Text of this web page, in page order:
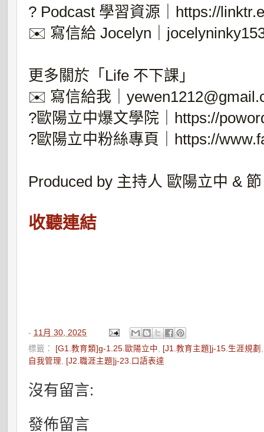
? Podcast 學習資源｜https://
✉️ 寫信給 Jocelyn｜
更多關於「Life 不下課」
✉️ 寫信給我｜
?歐陽立中爆文學院｜https://
?歐陽立中粉絲專頁｜https://
Produced by 主持人 歐陽立中 &
收聽連結
- 11月 30, 2025
標籤： [G1.教育類]g-1.25.歐陽立中, [J1.教育主題]j-15.生涯規劃
自我管理, [J2.職涯主題]j-23.口語表達
沒有留言:
發佈留言